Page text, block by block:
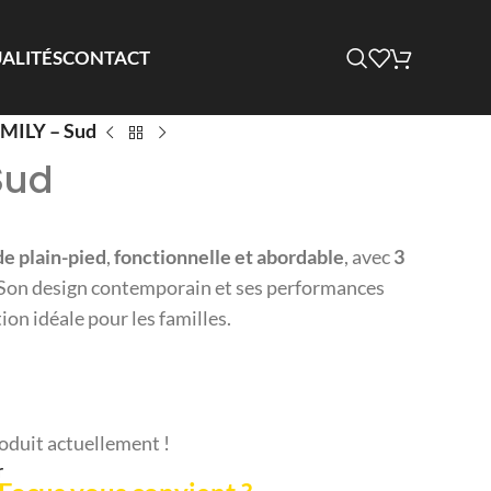
CONTACT
– Sud
plain-pied,fonctionnelle et abordable, avec3
design contemporain et ses performances
idéale pour les familles.
actuellement !